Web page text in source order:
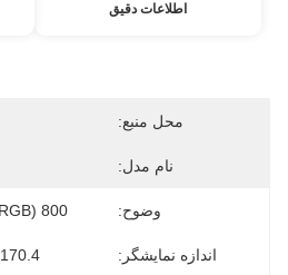
اطلاعات دقیق
محل منبع:
نام مدل:
وضوح: 800 (RGB) × 600 [SVGA] 119PPI
اندازه نمایشگر: 170.4 × 127.8 میلی‌متر (H×V)